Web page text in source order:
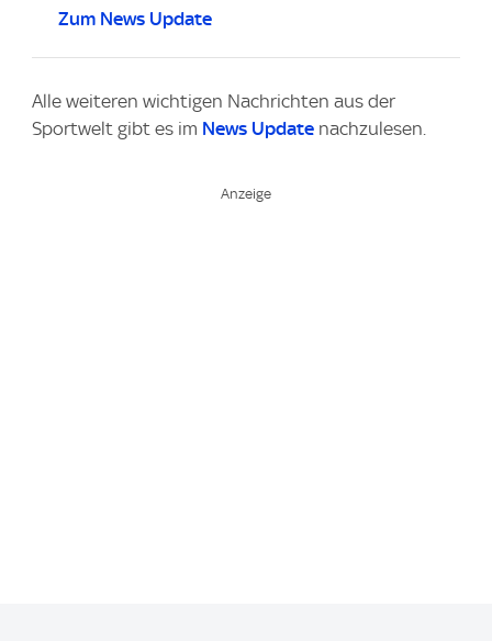
Zum News Update
Alle weiteren wichtigen Nachrichten aus der
Sportwelt gibt es im News Update nachzulesen.